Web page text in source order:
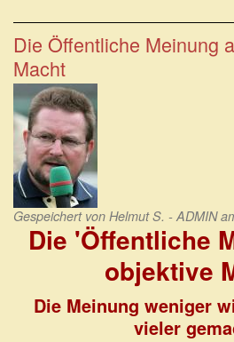
Einzug
des
Irrationalen
das
Leben
unserer
Gesellschaft
Die Öffentliche Meinung
Macht
Gespeichert von Helmut S. - ADMIN
Die 'Öffentliche
objektive
Die Meinung weniger
vieler